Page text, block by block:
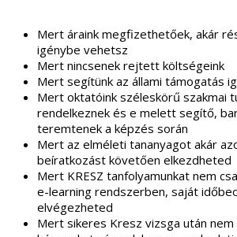
Mert áraink megfizethetőek, akár
igénybe vehetsz
Mert nincsenek rejtett költségeink
Mert segítünk az állami támogatás
Mert oktatóink széleskörű szakmai
rendelkeznek és e melett segítő,
teremtenek a képzés során
Mert az elméleti tananyagot akár
beíratkozást követően elkezdheted
Mert KRESZ tanfolyamunkat nem
e-learning rendszerben, saját
elvégezheted
Mert sikeres Kresz vizsga után